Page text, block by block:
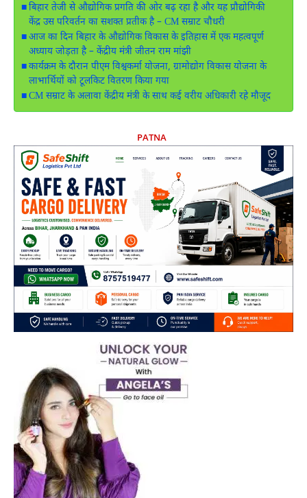
बिहार तेजी से औद्योगिक प्रगति की ओर बढ़ रहा है और यह प्रौद्योगिकी
केंद्र उस परिवर्तन का सशक्त प्रतीक है – CM सम्राट चौधरी
आज का दिन बिहार के औद्योगिक विकास के इतिहास में एक महत्वपूर्ण
अध्याय जोड़ता है – केंद्रीय मंत्री जीतन राम मांझी
कार्यक्रम के दौरान पीएम विश्वकर्मा योजना, ग्रामोद्योग विकास योजना के
लाभार्थियों को टूलकिट वितरण किया गया
CM सम्राट के अलावा केंद्रीय मंत्री के साथ कई वरीय अधिकारी रहे मौजूद
PATNA